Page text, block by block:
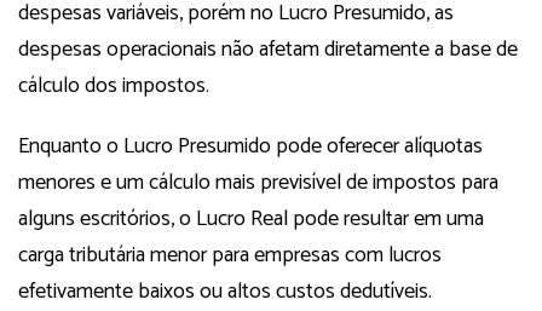
despesas variáveis, porém no Lucro Presumido, as
despesas operacionais não afetam diretamente a base de
cálculo dos impostos.
Enquanto o Lucro Presumido pode oferecer alíquotas
menores e um cálculo mais previsível de impostos para
alguns escritórios, o Lucro Real pode resultar em uma
carga tributária menor para empresas com lucros
efetivamente baixos ou altos custos dedutíveis.